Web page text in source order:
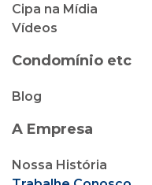
Cipa na Mídia
Vídeos
Condomínio etc
Blog
A Empresa
Nossa História